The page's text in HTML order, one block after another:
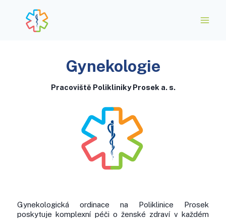
Gynekologie
Pracoviště Polikliniky Prosek a. s.
Gynekologická ordinace na Poliklinice Prosek
poskytuje komplexní péči o ženské zdraví v každém